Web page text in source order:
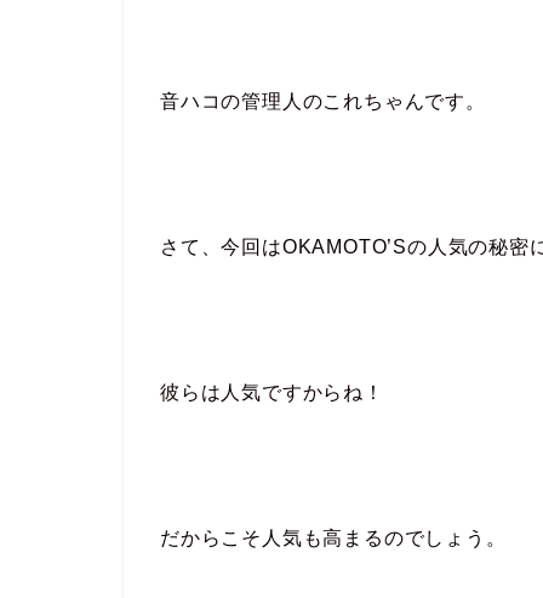
音ハコの管理人のこれちゃんです。
さて、今回はOKAMOTO’Sの人気の秘密
彼らは人気ですからね！
だからこそ人気も高まるのでしょう。